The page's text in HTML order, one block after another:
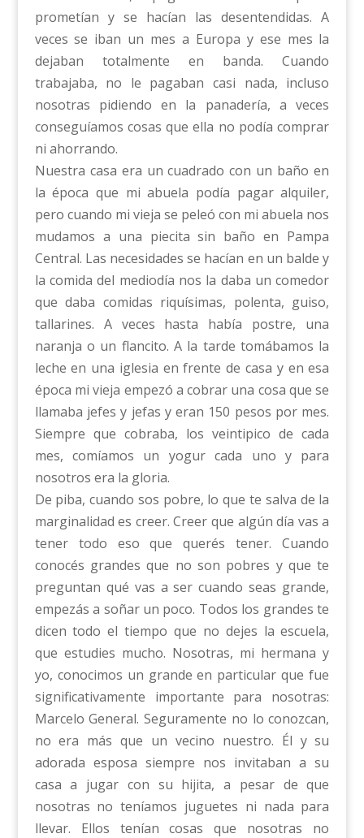
prometían y se hacían las desentendidas. A
veces se iban un mes a Europa y ese mes la
dejaban totalmente en banda. Cuando
trabajaba, no le pagaban casi nada, incluso
nosotras pidiendo en la panadería, a veces
conseguíamos cosas que ella no podía comprar
ni ahorrando.
Nuestra casa era un cuadrado con un baño en
la época que mi abuela podía pagar alquiler,
pero cuando mi vieja se peleó con mi abuela nos
mudamos a una piecita sin baño en Pampa
Central. Las necesidades se hacían en un balde y
la comida del mediodía nos la daba un comedor
que daba comidas riquísimas, polenta, guiso,
tallarines. A veces hasta había postre, una
naranja o un flancito. A la tarde tomábamos la
leche en una iglesia en frente de casa y en esa
época mi vieja empezó a cobrar una cosa que se
llamaba jefes y jefas y eran 150 pesos por mes.
Siempre que cobraba, los veintipico de cada
mes, comíamos un yogur cada uno y para
nosotros era la gloria.
De piba, cuando sos pobre, lo que te salva de la
marginalidad es creer. Creer que algún día vas a
tener todo eso que querés tener. Cuando
conocés grandes que no son pobres y que te
preguntan qué vas a ser cuando seas grande,
empezás a soñar un poco. Todos los grandes te
dicen todo el tiempo que no dejes la escuela,
que estudies mucho. Nosotras, mi hermana y
yo, conocimos un grande en particular que fue
significativamente importante para nosotras:
Marcelo General. Seguramente no lo conozcan,
no era más que un vecino nuestro. Él y su
adorada esposa siempre nos invitaban a su
casa a jugar con su hijita, a pesar de que
nosotras no teníamos juguetes ni nada para
llevar. Ellos tenían cosas que nosotras no